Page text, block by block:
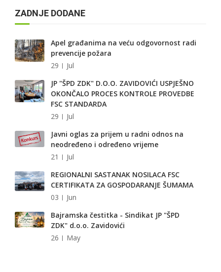
ZADNJE DODANE
Apel građanima na veću odgovornost radi
prevencije požara
29
Jul
JP "ŠPD ZDK" D.O.O. ZAVIDOVIĆI USPJEŠNO
OKONČALO PROCES KONTROLE PROVEDBE
FSC STANDARDA
29
Jul
Javni oglas za prijem u radni odnos na
neodređeno i određeno vrijeme
21
Jul
REGIONALNI SASTANAK NOSILACA FSC
CERTIFIKATA ZA GOSPODARANJE ŠUMAMA
03
Jun
Bajramska čestitka - Sindikat JP "ŠPD
ZDK" d.o.o. Zavidovići
26
May